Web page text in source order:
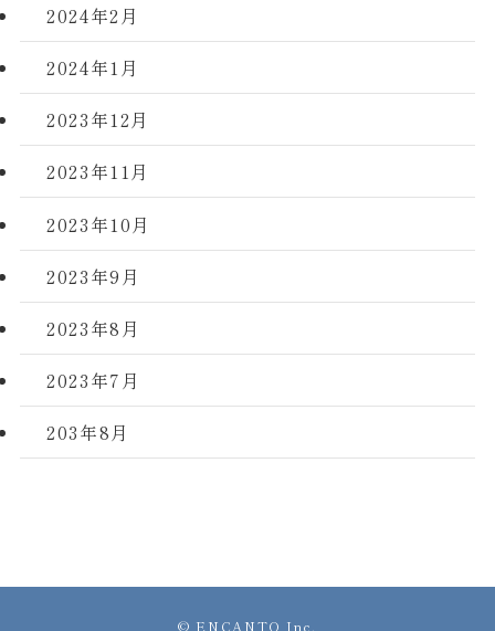
2024年2月
2024年1月
2023年12月
2023年11月
2023年10月
2023年9月
2023年8月
2023年7月
203年8月
© ENCANTO Inc.